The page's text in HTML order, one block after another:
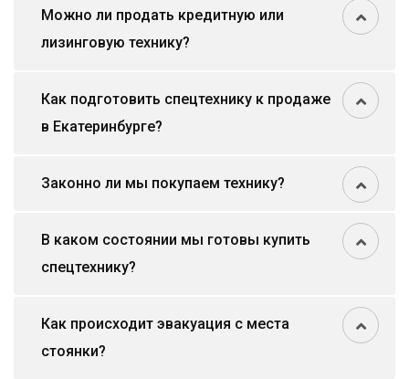
Можно ли продать кредитную или
лизинговую технику?
Как подготовить спецтехнику к продаже
в Екатеринбурге?
Законно ли мы покупаем технику?
В каком состоянии мы готовы купить
спецтехнику?
Как происходит эвакуация с места
стоянки?